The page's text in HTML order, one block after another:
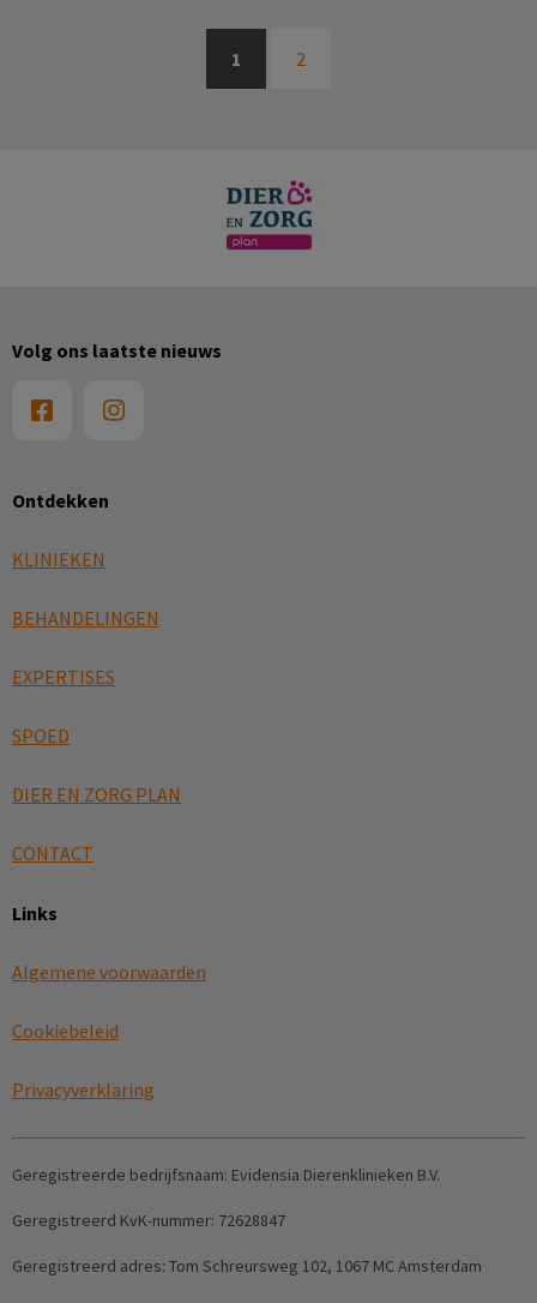
1 2
Ontdekken
KLINIEKEN
BEHANDELINGEN
EXPERTISES
SPOED
DIER EN ZORG PLAN
CONTACT
Links
Algemene voorwaarden
Cookiebeleid
Privacyverklaring
Volg ons laatste nieuws
Geregistreerde bedrijfsnaam: Evidensia Dierenklinieken B.V.
Geregistreerd KvK-nummer: 72628847
Geregistreerd adres: Tom Schreursweg 102, 1067 MC Amsterdam